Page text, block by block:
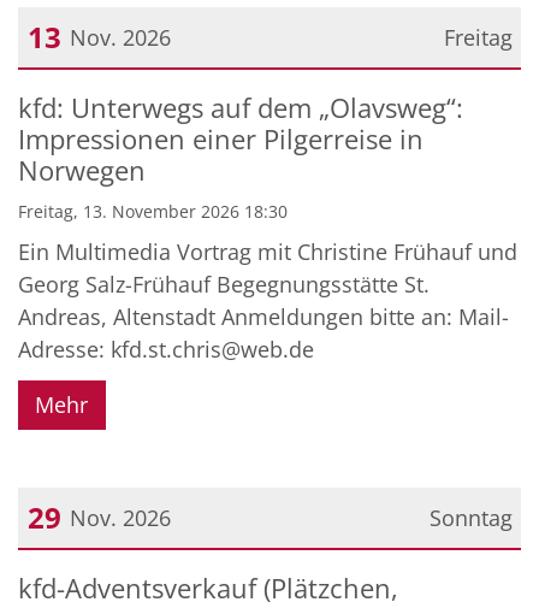
Freitag
13 Nov. 2026
Datum: 13. November 2026
kfd: Unterwegs auf dem „Olavsweg“:
Impressionen einer Pilgerreise in
Norwegen
Freitag, 13. November 2026 18:30
Ein Multimedia Vortrag mit Christine Frühauf und
Georg Salz-Frühauf Begegnungsstätte St.
Andreas, Altenstadt Anmeldungen bitte an: Mail-
Adresse: kfd.st.chris@web.de
Mehr
Sonntag
29 Nov. 2026
Datum: 29. November 2026
kfd-Adventsverkauf (Plätzchen,